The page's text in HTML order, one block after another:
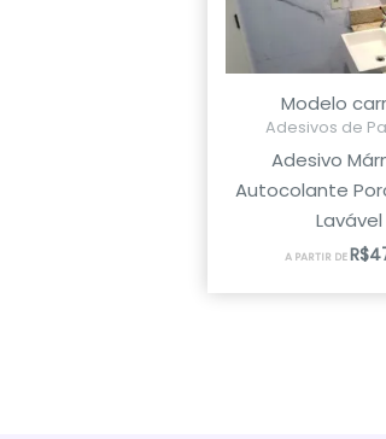
Modelo
Adesivos de
Adesivo
Autocolante
Lavável
A PARTIR DER$